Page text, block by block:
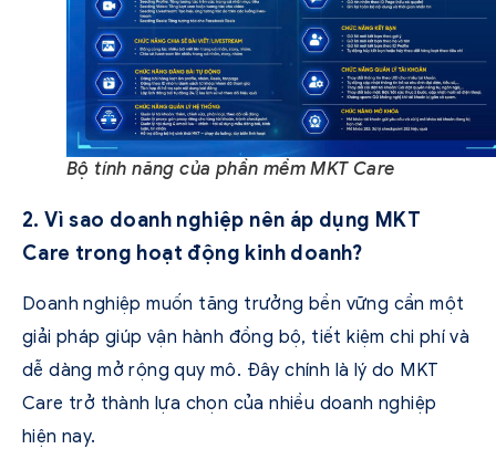
Bộ tính năng của phần mềm MKT Care
2. Vì sao doanh nghiệp nên áp dụng MKT
Care trong hoạt động kinh doanh?
Doanh nghiệp muốn tăng trưởng bền vững cần một
giải pháp giúp vận hành đồng bộ, tiết kiệm chi phí và
dễ dàng mở rộng quy mô. Đây chính là lý do MKT
Care trở thành lựa chọn của nhiều doanh nghiệp
hiện nay.